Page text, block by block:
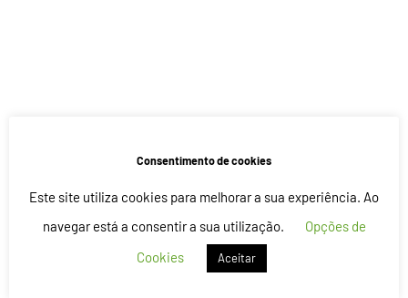
Consentimento de cookies
Este site utiliza cookies para melhorar a sua experiência. Ao
navegar está a consentir a sua utilização.
Opções de
Cookies
Aceitar